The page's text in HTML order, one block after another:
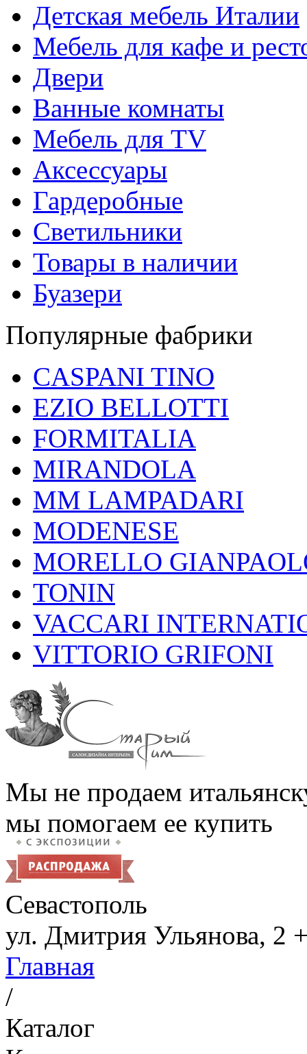
Детская мебель Италии
Мебель для кафе и
Двери
Ванные комнаты
Мебель для TV
Аксессуары
Гардеробные
Светильники
Товары в наличии
Буазери
Популярные фабрики
CASPANI TINO
EZIO BELLOTTI
FORMITALIA
MIRANDOLA
MM LAMPADARI
MODENESE
MORELLO
TONIN
VACCARI
VITTORIO GRIFONI
Мы не продаем
мы помогаем ее купить
Севастополь
ул. Дмитрия Ульянова, 2
Главная
/
Каталог